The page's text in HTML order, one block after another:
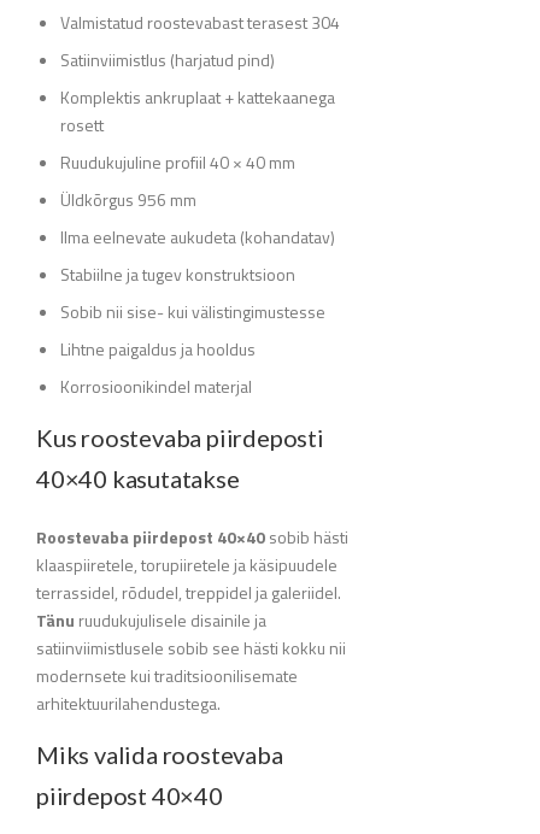
Valmistatud roostevabast terasest 304
Satiinviimistlus (harjatud pind)
Komplektis ankruplaat + kattekaanega
rosett
Ruudukujuline profiil 40 × 40 mm
Üldkõrgus 956 mm
Ilma eelnevate aukudeta (kohandatav)
Stabiilne ja tugev konstruktsioon
Sobib nii sise- kui välistingimustesse
Lihtne paigaldus ja hooldus
Korrosioonikindel materjal
Kus roostevaba piirdeposti
40×40 kasutatakse
Roostevaba piirdepost 40×40sobib hästi
klaaspiiretele, torupiiretele ja käsipuudele
terrassidel, rõdudel, treppidel ja galeriidel.
Tänu ruudukujulisele disainile ja
satiinviimistlusele sobib see hästi kokku nii
modernsete kui traditsioonilisemate
arhitektuurilahendustega.
Miks valida roostevaba
piirdepost 40×40